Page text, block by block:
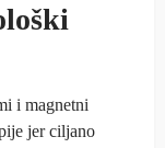
i magnetni
jer ciljano